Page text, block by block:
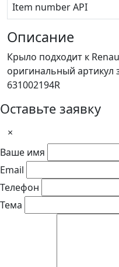
Item number API
Описание
Крыло подходит к
оригинальный артикул
631002194R
Оставьте заявку
×
Ваше имя
Email
Телефон
Тема